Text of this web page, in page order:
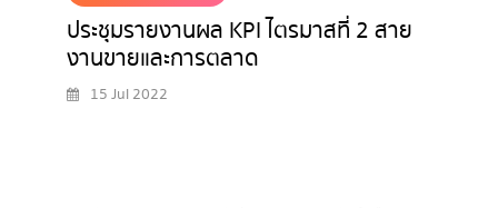
ประชุมรายงานผล KPI ไตรมาสที่ 2 สาย
งานขายและการตลาด
15 Jul 2022